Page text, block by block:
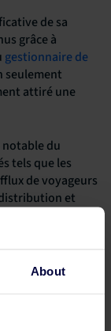
About
de sa
grâce à
gestionnaire de
seulement
attiré une
notable du
tels que les
de voyageurs
et
& Châteaux et
contribué à une
une destination